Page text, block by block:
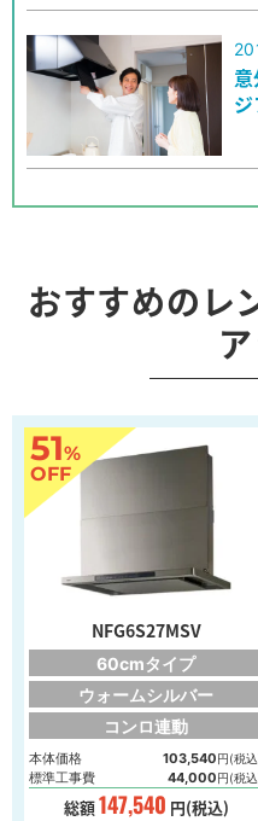
おすすめのレ
51%
OFF
NFG6S27MSV
60cmタイプ
ウォームシルバー
コンロ連動
本体価格 103,540円(税
標準工事費 44,000円(税
総額147,540 円(税込)